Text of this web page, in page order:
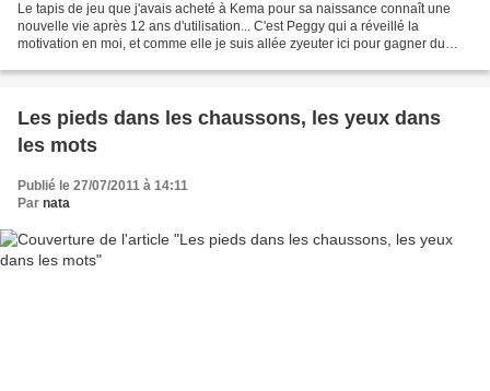
Le tapis de jeu que j'avais acheté à Kema pour sa naissance connaît une
nouvelle vie après 12 ans d'utilisation... C'est Peggy qui a réveillé la
motivation en moi, et comme elle je suis allée zyeuter ici pour gagner du
Les pieds dans les chaussons, les yeux dans
les mots
Publié le 27/07/2011 à 14:11
Par nata